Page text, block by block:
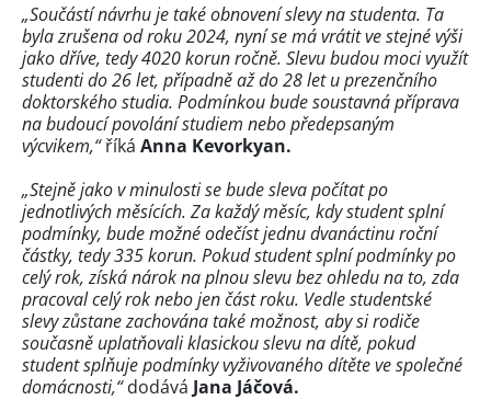
„Součástí návrhu je také obnovení slevy na studenta. Ta
byla zrušena od roku 2024, nyní se má vrátit ve stejné výši
jako dříve, tedy 4020 korun ročně. Slevu budou moci využít
studenti do 26 let, případně až do 28 let u prezenčního
doktorského studia. Podmínkou bude soustavná příprava
na budoucí povolání studiem nebo předepsaným
výcvikem,“říká Anna Kevorkyan.
„Stejně jako v minulosti se bude sleva počítat po
jednotlivých měsících. Za každý měsíc, kdy student splní
podmínky, bude možné odečíst jednu dvanáctinu roční
částky, tedy 335 korun. Pokud student splní podmínky po
celý rok, získá nárok na plnou slevu bez ohledu na to, zda
pracoval celý rok nebo jen část roku. Vedle studentské
slevy zůstane zachována také možnost, aby si rodiče
současně uplatňovali klasickou slevu na dítě, pokud
student splňuje podmínky vyživovaného dítěte ve společné
domácnosti,“dodává Jana Jáčová.